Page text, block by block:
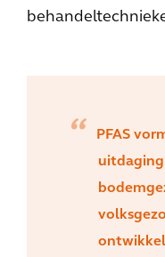
PFAS